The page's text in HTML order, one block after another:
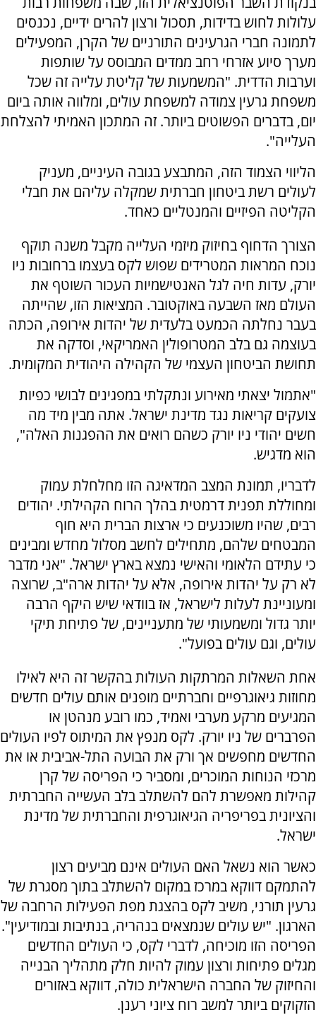
עלולות לחוש בדידות, תסכול ורצון להרים ידיים, נכנסים
לתמונה חברי הגרעינים התורניים של הקרן, המפעילים
מערך סיוע אזרחי רחב ממדים המבוסס על שותפות
וערבות הדדית. "המשמעות של קליטת עלייה זה שכל
משפחת גרעין צמודה למשפחת עולים, ומלווה אותה ביום
יום, בדברים הפשוטים ביותר. זה המתכון האמיתי להצלחת
העלייה".
הליווי הצמוד הזה, המתבצע בגובה העיניים, מעניק
לעולים רשת ביטחון חברתית שמקלה עליהם את חבלי
הקליטה הפיזיים והמנטליים כאחד.
הצורך הדחוף בחיזוק מיזמי העלייה מקבל משנה תוקף
נוכח המראות המטרידים שפוש לקס בעצמו ברחובות ניו
יורק, עדות חיה לגל האנטישמיות העכור השוטף את
העולם מאז השבעה באוקטובר. המציאות הזו, שהייתה
בעבר נחלתה הכמעט בלעדית של יהדות אירופה, הכתה
בעוצמה גם בלב המטרופולין האמריקאי, וסדקה את
תחושת הביטחון העצמי של הקהילה היהודית המקומית.
"אתמול יצאתי מאירוע ונתקלתי במפגינים לבושי כפיות
צועקים קריאות נגד מדינת ישראל. אתה מבין מיד מה
חשים יהודי ניו יורק כשהם רואים את ההפגנות האלה",
הוא מדגיש.
לדבריו, תמונת המצב המדאיגה הזו מחלחלת עמוק
ומחוללת תפנית דרמטית בהלך הרוח הקהילתי. יהודים
רבים, שהיו משוכנעים כי ארצות הברית היא חוף
המבטחים שלהם, מתחילים לחשב מסלול מחדש ומבינים
כי עתידם הלאומי והאישי נמצא בארץ ישראל. "אני מדבר
לא רק על יהדות אירופה, אלא על יהדות ארה"ב, שרוצה
ומעוניינת לעלות לישראל, אז בוודאי שיש היקף הרבה
יותר גדול ומשמעותי של מתעניינים, של פתיחת תיקי
עולים, וגם עולים בפועל".
אחת השאלות המרתקות העולות בהקשר זה היא לאילו
מחוזות גיאוגרפיים וחברתיים מופנים אותם עולים חדשים
המגיעים מרקע מערבי ואמיד, כמו רובע מנהטן או
הפרברים של ניו יורק. לקס מנפץ את המיתוס לפיו העולים
החדשים מחפשים אך ורק את הבועה התל-אביבית או את
מרכזי הנוחות המוכרים, ומסביר כי הפריסה של קרן
קהילות מאפשרת להם להשתלב בלב העשייה החברתית
והציונית בפריפריה הגיאוגרפית והחברתית של מדינת
ישראל.
כאשר הוא נשאל האם העולים אינם מביעים רצון
להתמקם דווקא במרכז במקום להשתלב בתוך מסגרת של
גרעין תורני, משיב לקס בהצגת מפת הפעילות הרחבה של
הארגון. "יש עולים שנמצאים בנהריה, בנתיבות ובמודיעין".
הפריסה הזו מוכיחה, לדברי לקס, כי העולים החדשים
מגלים פתיחות ורצון עמוק להיות חלק מתהליך הבנייה
והחיזוק של החברה הישראלית כולה, דווקא באזורים
הזקוקים ביותר למשב רוח ציוני רענן.